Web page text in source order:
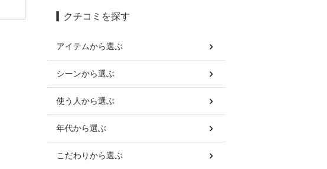
クチコミを探す
アイテムから選ぶ
シーンから選ぶ
使う人から選ぶ
年代から選ぶ
こだわりから選ぶ